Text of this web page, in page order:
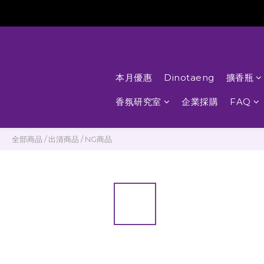
本月優惠 Dinotaeng 擴香瓶
香氛研究室 企業採購 FAQ
全部商品 /出清商品 /NG商品